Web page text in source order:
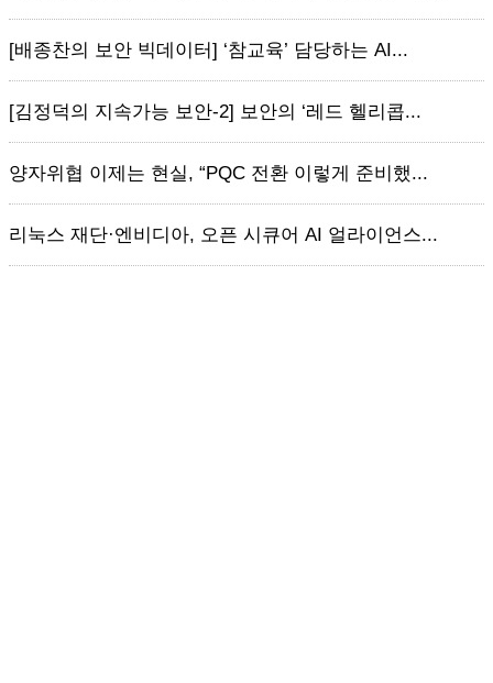
[배종찬의 보안 빅데이터] ‘참교육’ 담당하는 AI...
[김정덕의 지속가능 보안-2] 보안의 ‘레드 헬리콥...
양자위협 이제는 현실, “PQC 전환 이렇게 준비했...
리눅스 재단·엔비디아, 오픈 시큐어 AI 얼라이언스...